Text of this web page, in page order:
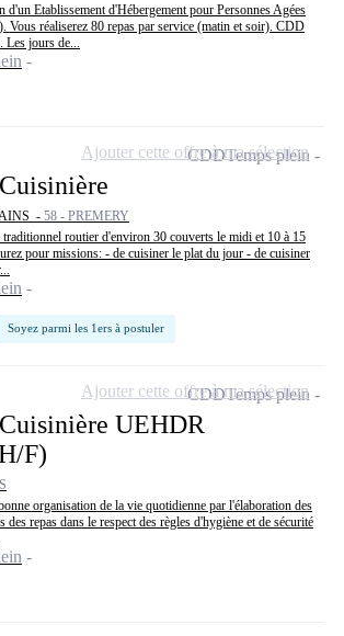
d'un Etablissement d'Hébergement pour Personnes Agées
Vous réaliserez 80 repas par service (matin et soir). CDD
jours de...
- 58 - PREMERY
traditionnel routier d'environ 30 couverts le midi et 10 à 15
pour missions: - de cuisiner le plat du jour - de cuisiner
Soyez parmi les 1ers à postuler
CDDTemps plein
Ajouter cette offre à ma sélection
UEHDR
F)
organisation de la vie quotidienne par l'élaboration des
des repas dans le respect des règles d'hygiène et de sécurité
CDDTemps plein
Ajouter cette offre à ma sélection